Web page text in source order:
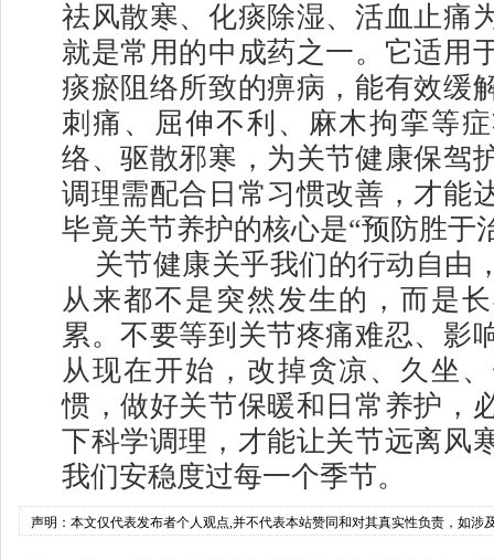
祛风散寒、化痰除湿、活血止痛
就是常用的中成药之一。它适用
痰瘀阻络所致的痹病，能有效缓
刺痛、屈伸不利、麻木拘挛等
络、驱散邪寒，为关节健康保驾
调理需配合日常习惯改善，才能
毕竟关节养护的核心是“预防胜于
关节健康关乎我们的行动自由
从来都不是突然发生的，而是
累。不要等到关节疼痛难忍、影
从现在开始，改掉贪凉、久坐
惯，做好关节保暖和日常养护，
下科学调理，才能让关节远离风
我们安稳度过每一个季节。
声明：本文仅代表发布者个人观点,并不代表本站赞同和对其真实性负责，如涉